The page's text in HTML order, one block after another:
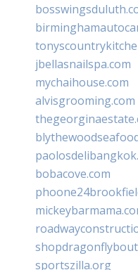
jbellasnailspa.com
mychaihouse.com
alvisgrooming.com
bobacove.com
sportszilla.org